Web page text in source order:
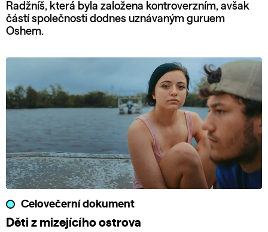
Radžníš, která byla založena kontroverzním, avšak
částí společnosti dodnes uznávaným guruem
Oshem.
Celovečerní dokument
Děti z mizejícího ostrova